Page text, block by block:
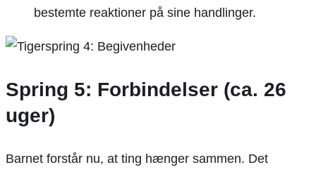
bestemte reaktioner på sine handlinger.
Spring 5: Forbindelser (ca. 26
uger)
Barnet forstår nu, at ting hænger sammen. Det